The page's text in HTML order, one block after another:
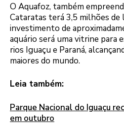
O Aquafoz, também
Cataratas terá 3,5 milhões de
investimento de
aquário será uma vitrine para
rios Iguaçu e Paraná,
maiores do mundo.
Leia também:
Parque Nacional do Iguaçu
em outubro